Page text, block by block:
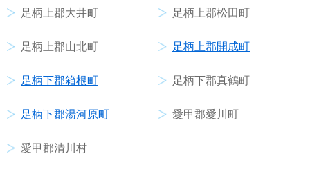
足柄上郡大井町 足柄上郡松田町
足柄上郡山北町 足柄上郡開成町
足柄下郡箱根町 足柄下郡真鶴町
足柄下郡湯河原町 愛甲郡愛川町
愛甲郡清川村